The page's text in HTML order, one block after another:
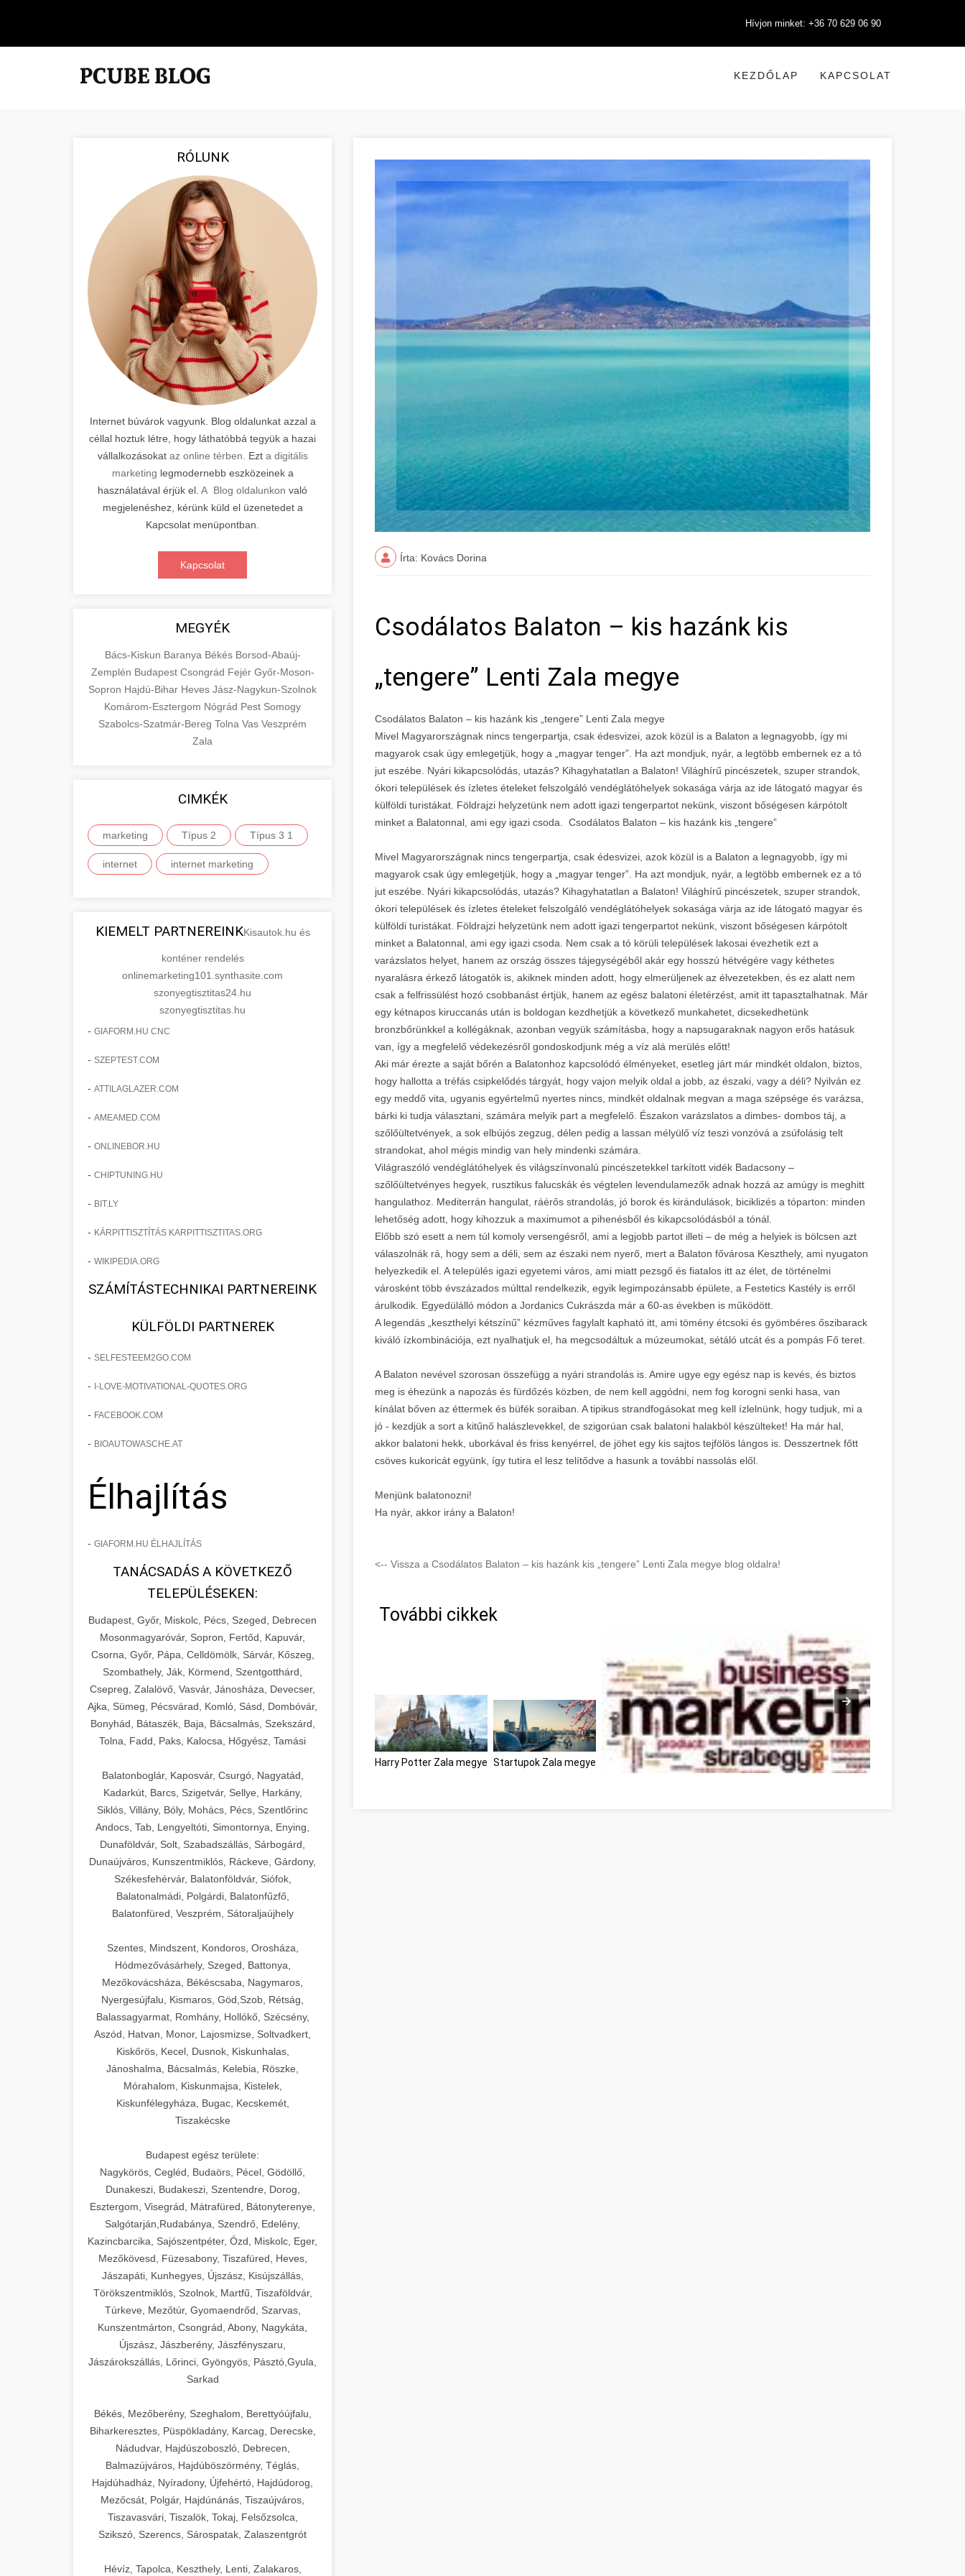
Hívjon minket: +36 70 629 06 90
KEZDŐLAP KAPCSOLAT
RÓLUNK
Internet búvárok vagyunk. Blog oldalunkat azzal a
céllal hoztuk létre, hogy láthatóbbá tegyük a hazai
vállalkozásokat az online térben. Ezt a digitális
marketing legmodernebb eszközeinek a
használatával érjük el. A Blog oldalunkon való
megjelenéshez, kérünk küld el üzenetedet a
Kapcsolat menüpontban.
Kapcsolat
MEGYÉK
Bács-Kiskun Baranya Békés Borsod-Abaúj-
Zemplén Budapest Csongrád Fejér Győr-Moson-
Sopron Hajdú-Bihar Heves Jász-Nagykun-Szolnok
Komárom-Esztergom Nógrád Pest Somogy
Szabolcs-Szatmár-Bereg Tolna Vas Veszprém
Zala
CIMKÉK
marketing Típus 2 Típus 3 1
internet internet marketing
KIEMELT PARTNEREINKKisautok.hu és
konténer rendelés
onlinemarketing101.synthasite.com
szonyegtisztitas24.hu
szonyegtisztitas.hu
- GIAFORM.HU CNC
- SZEPTEST.COM
- ATTILAGLAZER.COM
- AMEAMED.COM
- ONLINEBOR.HU
- CHIPTUNING.HU
- BIT.LY
- KÁRPITTISZTÍTÁS KARPITTISZTITAS.ORG
- WIKIPEDIA.ORG
SZÁMÍTÁSTECHNIKAI PARTNEREINK
KÜLFÖLDI PARTNEREK
- SELFESTEEM2GO.COM
- I-LOVE-MOTIVATIONAL-QUOTES.ORG
- FACEBOOK.COM
- BIOAUTOWASCHE.AT
Élhajlítás
- GIAFORM.HU ÉLHAJLÍTÁS
TANÁCSADÁS A KÖVETKEZŐ
TELEPÜLÉSEKEN:
Budapest, Győr, Miskolc, Pécs, Szeged, Debrecen
Mosonmagyaróvár, Sopron, Fertőd, Kapuvár,
Csorna, Győr, Pápa, Celldömölk, Sárvár, Kőszeg,
Szombathely, Ják, Körmend, Szentgotthárd,
Csepreg, Zalalövő, Vasvár, Jánosháza, Devecser,
Ajka, Sümeg, Pécsvárad, Komló, Sásd, Dombóvár,
Bonyhád, Bátaszék, Baja, Bácsalmás, Szekszárd,
Tolna, Fadd, Paks, Kalocsa, Hőgyész, Tamási
Balatonboglár, Kaposvár, Csurgó, Nagyatád,
Kadarkút, Barcs, Szigetvár, Sellye, Harkány,
Siklós, Villány, Bóly, Mohács, Pécs, Szentlőrinc
Andocs, Tab, Lengyeltóti, Simontornya, Enying,
Dunaföldvár, Solt, Szabadszállás, Sárbogárd,
Dunaújváros, Kunszentmiklós, Ráckeve, Gárdony,
Székesfehérvár, Balatonföldvár, Siófok,
Balatonalmádi, Polgárdi, Balatonfűzfő,
Balatonfüred, Veszprém, Sátoraljaújhely
Szentes, Mindszent, Kondoros, Orosháza,
Hódmezővásárhely, Szeged, Battonya,
Mezőkovácsháza, Békéscsaba, Nagymaros,
Nyergesújfalu, Kismaros, Göd,Szob, Rétság,
Balassagyarmat, Romhány, Hollókő, Szécsény,
Aszód, Hatvan, Monor, Lajosmizse, Soltvadkert,
Kiskőrös, Kecel, Dusnok, Kiskunhalas,
Jánoshalma, Bácsalmás, Kelebia, Röszke,
Mórahalom, Kiskunmajsa, Kistelek,
Kiskunfélegyháza, Bugac, Kecskemét,
Tiszakécske
Budapest egész területe:
Nagykörös, Cegléd, Budaörs, Pécel, Gödöllő,
Dunakeszi, Budakeszi, Szentendre, Dorog,
Esztergom, Visegrád, Mátrafüred, Bátonyterenye,
Salgótarján,Rudabánya, Szendrő, Edelény,
Kazincbarcika, Sajószentpéter, Ózd, Miskolc, Eger,
Mezőkövesd, Füzesabony, Tiszafüred, Heves,
Jászapáti, Kunhegyes, Újszász, Kisújszállás,
Törökszentmiklós, Szolnok, Martfű, Tiszaföldvár,
Túrkeve, Mezőtúr, Gyomaendrőd, Szarvas,
Kunszentmárton, Csongrád, Abony, Nagykáta,
Újszász, Jászberény, Jászfényszaru,
Jászárokszállás, Lőrinci, Gyöngyös, Pásztó,Gyula,
Sarkad
Békés, Mezőberény, Szeghalom, Berettyóújfalu,
Biharkeresztes, Püspökladány, Karcag, Derecske,
Nádudvar, Hajdúszoboszló, Debrecen,
Balmazújváros, Hajdúböszörmény, Téglás,
Hajdúhadház, Nyíradony, Újfehértó, Hajdúdorog,
Mezőcsát, Polgár, Hajdúnánás, Tiszaújváros,
Tiszavasvári, Tiszalök, Tokaj, Felsőzsolca,
Szikszó, Szerencs, Sárospatak, Zalaszentgrót
Hévíz, Tapolca, Keszthely, Lenti, Zalakaros,
Írta: Kovács Dorina
Csodálatos Balaton – kis hazánk kis
„tengere” Lenti Zala megye
Csodálatos Balaton – kis hazánk kis „tengere” Lenti Zala megye
Mivel Magyarországnak nincs tengerpartja, csak édesvizei, azok közül is a Balaton a legnagyobb, így mi
magyarok csak úgy emlegetjük, hogy a „magyar tenger”. Ha azt mondjuk, nyár, a legtöbb embernek ez a tó
jut eszébe. Nyári kikapcsolódás, utazás? Kihagyhatatlan a Balaton! Világhírű pincészetek, szuper strandok,
ókori települések és ízletes ételeket felszolgáló vendéglátóhelyek sokasága várja az ide látogató magyar és
külföldi turistákat. Földrajzi helyzetünk nem adott igazi tengerpartot nekünk, viszont bőségesen kárpótolt
minket a Balatonnal, ami egy igazi csoda. Csodálatos Balaton – kis hazánk kis „tengere”
Mivel Magyarországnak nincs tengerpartja, csak édesvizei, azok közül is a Balaton a legnagyobb, így mi
magyarok csak úgy emlegetjük, hogy a „magyar tenger”. Ha azt mondjuk, nyár, a legtöbb embernek ez a tó
jut eszébe. Nyári kikapcsolódás, utazás? Kihagyhatatlan a Balaton! Világhírű pincészetek, szuper strandok,
ókori települések és ízletes ételeket felszolgáló vendéglátóhelyek sokasága várja az ide látogató magyar és
külföldi turistákat. Földrajzi helyzetünk nem adott igazi tengerpartot nekünk, viszont bőségesen kárpótolt
minket a Balatonnal, ami egy igazi csoda. Nem csak a tó körüli települések lakosai évezhetik ezt a
varázslatos helyet, hanem az ország összes tájegységéből akár egy hosszú hétvégére vagy kéthetes
nyaralásra érkező látogatók is, akiknek minden adott, hogy elmerüljenek az élvezetekben, és ez alatt nem
csak a felfrissülést hozó csobbanást értjük, hanem az egész balatoni életérzést, amit itt tapasztalhatnak. Már
egy kétnapos kiruccanás után is boldogan kezdhetjük a következő munkahetet, dicsekedhetünk
bronzbőrünkkel a kollégáknak, azonban vegyük számításba, hogy a napsugaraknak nagyon erős hatásuk
van, így a megfelelő védekezésről gondoskodjunk még a víz alá merülés előtt!
Aki már érezte a saját bőrén a Balatonhoz kapcsolódó élményeket, esetleg járt már mindkét oldalon, biztos,
hogy hallotta a tréfás csipkelődés tárgyát, hogy vajon melyik oldal a jobb, az északi, vagy a déli? Nyilván ez
egy meddő vita, ugyanis egyértelmű nyertes nincs, mindkét oldalnak megvan a maga szépsége és varázsa,
bárki ki tudja választani, számára melyik part a megfelelő. Északon varázslatos a dimbes- dombos táj, a
szőlőültetvények, a sok elbújós zegzug, délen pedig a lassan mélyülő víz teszi vonzóvá a zsúfolásig telt
strandokat, ahol mégis mindig van hely mindenki számára.
Világraszóló vendéglátóhelyek és világszínvonalú pincészetekkel tarkított vidék Badacsony –
szőlőültetvényes hegyek, rusztikus falucskák és végtelen levendulamezők adnak hozzá az amúgy is meghitt
hangulathoz. Mediterrán hangulat, ráérős strandolás, jó borok és kirándulások, biciklizés a tóparton: minden
lehetőség adott, hogy kihozzuk a maximumot a pihenésből és kikapcsolódásból a tónál.
Előbb szó esett a nem túl komoly versengésről, ami a legjobb partot illeti – de még a helyiek is bölcsen azt
válaszolnák rá, hogy sem a déli, sem az északi nem nyerő, mert a Balaton fővárosa Keszthely, ami nyugaton
helyezkedik el. A település igazi egyetemi város, ami miatt pezsgő és fiatalos itt az élet, de történelmi
városként több évszázados múlttal rendelkezik, egyik legimpozánsabb épülete, a Festetics Kastély is erről
árulkodik. Egyedülálló módon a Jordanics Cukrászda már a 60-as években is működött.
A legendás „keszthelyi kétszínű” kézműves fagylalt kapható itt, ami tömény étcsoki és gyömbéres őszibarack
kiváló ízkombinációja, ezt nyalhatjuk el, ha megcsodáltuk a múzeumokat, sétáló utcát és a pompás Fő teret.
A Balaton nevével szorosan összefügg a nyári strandolás is. Amire ugye egy egész nap is kevés, és biztos
meg is éhezünk a napozás és fürdőzés közben, de nem kell aggódni, nem fog korogni senki hasa, van
kínálat bőven az éttermek és büfék soraiban. A tipikus strandfogásokat meg kell ízlelnünk, hogy tudjuk, mi a
jó - kezdjük a sort a kitűnő halászlevekkel, de szigorúan csak balatoni halakból készülteket! Ha már hal,
akkor balatoni hekk, uborkával és friss kenyérrel, de jöhet egy kis sajtos tejfölös lángos is. Desszertnek főtt
csöves kukoricát együnk, így tutira el lesz telítődve a hasunk a további nassolás elől.
Menjünk balatonozni!
Ha nyár, akkor irány a Balaton!
<-- Vissza a Csodálatos Balaton – kis hazánk kis „tengere” Lenti Zala megye blog oldalra!
További cikkek
Harry Potter Zala megye Startupok Zala megye